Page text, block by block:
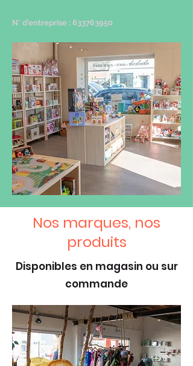
N° d'entreprise : 633763950
Nos marques, nos
produits
Disponibles en magasin ou sur
commande